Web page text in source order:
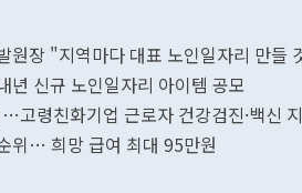
원장 "지역마다 대표 노인일자리 만들
신규 노인일자리 아이템 공모
고령친화기업 근로자 건강검진·백신
위… 희망 급여 최대 95만원